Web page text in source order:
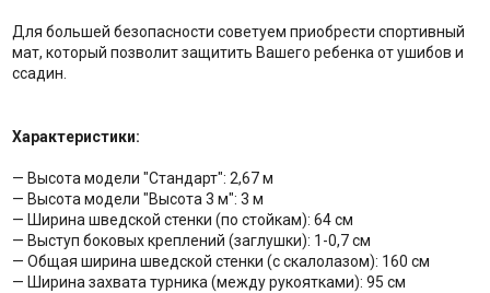
Для большей безопасности советуем приобрести спортивный
мат, который позволит защитить Вашего ребенка от ушибов и
ссадин.
Характеристики:
— Высота модели "Стандарт": 2,67 м
— Высота модели "Высота 3 м": 3 м
— Ширина шведской стенки (по стойкам): 64 см
— Выступ боковых креплений (заглушки): 1-0,7 cм
— Общая ширина шведской стенки (с скалолазом): 160 см
— Ширина захвата турника (между рукоятками): 95 см